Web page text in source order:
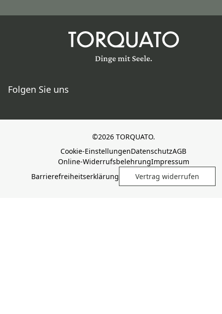
Folgen Sie uns
©2026 TORQUATO.
Cookie-EinstellungenDatenschutzAGB
Online-WiderrufsbelehrungImpressum
Barrierefreiheitserklärung
Vertrag widerrufen